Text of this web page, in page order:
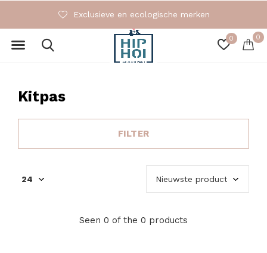
0 0
Exclusieve en ecologische merken
Kitpas
FILTER
Seen 0 of the 0 products